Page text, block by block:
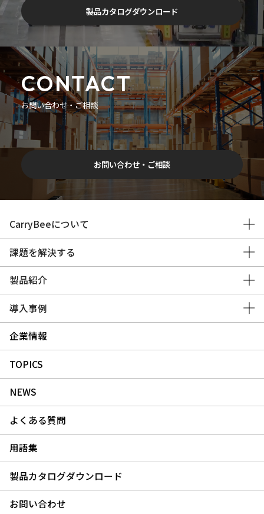
製品カタログダウンロード
CONTACT
お問い合わせ・ご相談
お問い合わせ・ご相談
CarryBeeについて
課題を解決する
製品紹介
導入事例
企業情報
TOPICS
NEWS
よくある質問
用語集
製品カタログダウンロード
お問い合わせ